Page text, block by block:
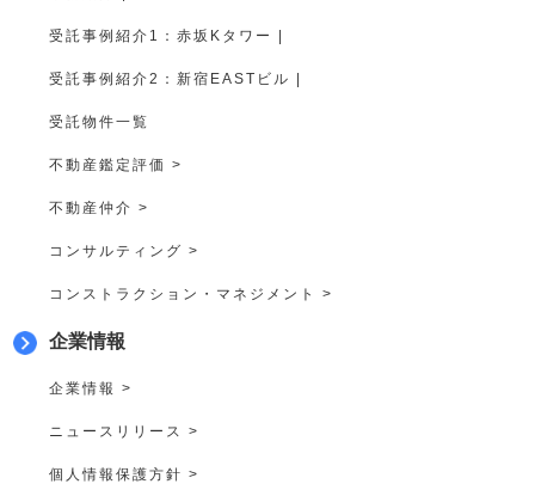
受託事例紹介1：赤坂Kタワー |
受託事例紹介2：新宿EASTビル |
受託物件一覧
不動産鑑定評価 >
不動産仲介 >
コンサルティング >
コンストラクション・マネジメント >
企業情報
企業情報 >
ニュースリリース >
個人情報保護方針 >